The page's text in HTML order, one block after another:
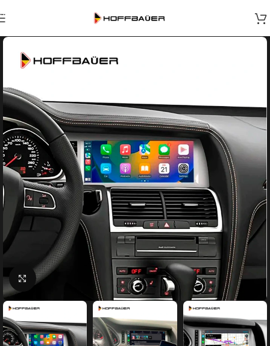
Skip to navigation
Skip to main content
Click to enlarge